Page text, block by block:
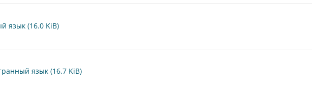
язык (16.0 KiB)
язык (16.7 KiB)